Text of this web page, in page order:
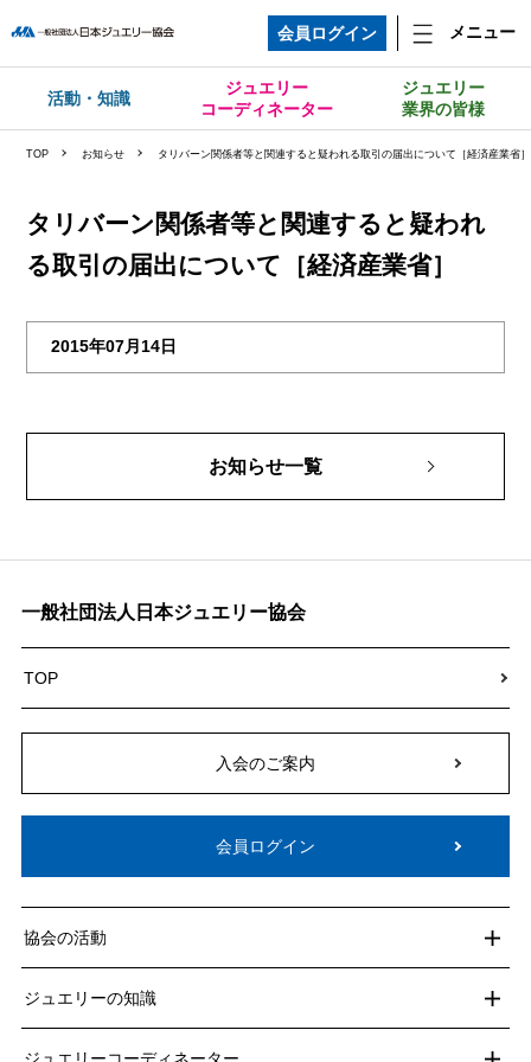
会員ログイン メニュー
活動・知識
ジュエリー
コーディネーター
ジュエリー
業界の皆様
TOP お知らせ タリバーン関係者等と関連すると疑われる取引の届出について［経済産業省］
タリバーン関係者等と関連すると疑われ
る取引の届出について［経済産業省］
2015年07月14日
お知らせ一覧
一般社団法人日本ジュエリー協会
TOP
入会のご案内
会員ログイン
協会の活動
ジュエリーの知識